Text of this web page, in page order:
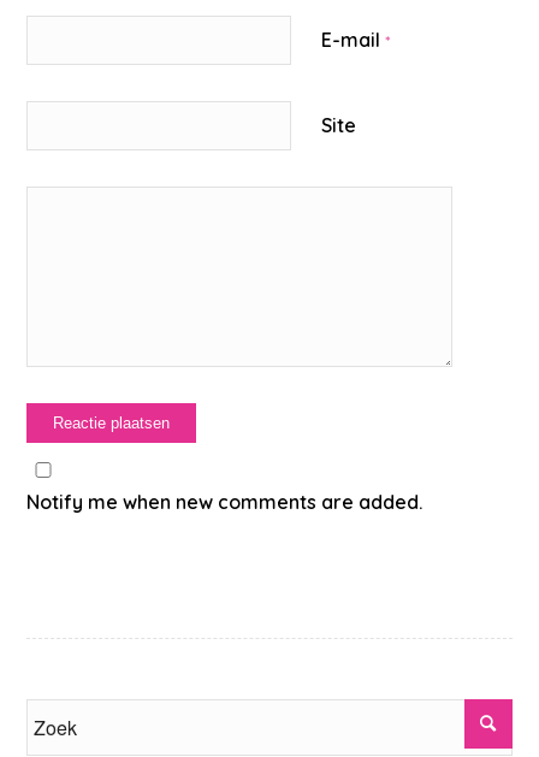
E-mail*
Site
Notify me when new comments are added.